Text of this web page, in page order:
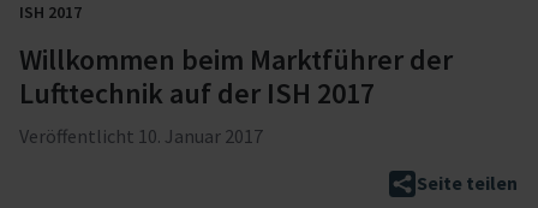
ISH 2017
Willkommen beim Marktführer der
Lufttechnik auf der ISH 2017
Veröffentlicht 10. Januar 2017
Seite teilen